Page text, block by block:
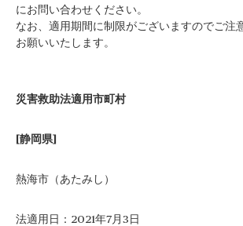
にお問い合わせください。
なお、適用期間に制限がございますのでご注
お願いいたします。
災害救助法適用市町村
[静岡県]
熱海市（あたみし）
法適用日：2021年7月3日